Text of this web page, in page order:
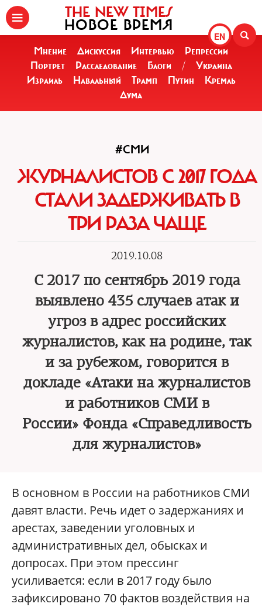
EN
THE NEW TIMES
НОВОЕ ВРЕМЯ
Мнение Дискуссия Интервью
Репрессии
Портрет
Расследование Блоги /
Украина
Израиль
Навальный Трамп Путин
Кремль
Дума
#СМИ
ЖУРНАЛИСТОВ С 2017 ГОДА
СТАЛИ ЗАДЕРЖИВАТЬ В
ТРИ РАЗА ЧАЩЕ
2019.10.08
С 2017 по сентябрь 2019 года
выявлено 435 случаев атак и
угроз в адрес российских
журналистов, как на родине, так
и за рубежом, говорится в
докладе «Атаки на журналистов
и работников СМИ в
России» Фонда «Справедливость
для журналистов»
В основном в России на работников СМИ
давят власти. Речь идет о задержаниях и
арестах, заведении уголовных и
административных дел, обысках и
допросах. При этом прессинг
усиливается: если в 2017 году было
зафиксировано 70 фактов воздействия на